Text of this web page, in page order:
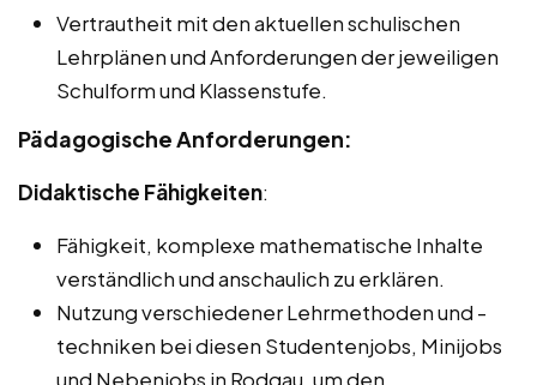
Vertrautheit mit den aktuellen schulischen
Lehrplänen und Anforderungen der jeweiligen
Schulform und Klassenstufe.
Pädagogische Anforderungen:
Didaktische Fähigkeiten:
Fähigkeit, komplexe mathematische Inhalte
verständlich und anschaulich zu erklären.
Nutzung verschiedener Lehrmethoden und -
techniken bei diesen Studentenjobs, Minijobs
und Nebenjobs in Rodgau, um den